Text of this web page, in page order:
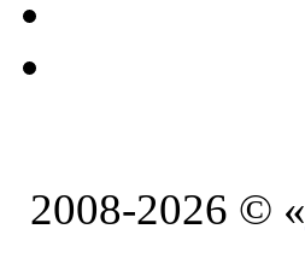
2008-2026 © «